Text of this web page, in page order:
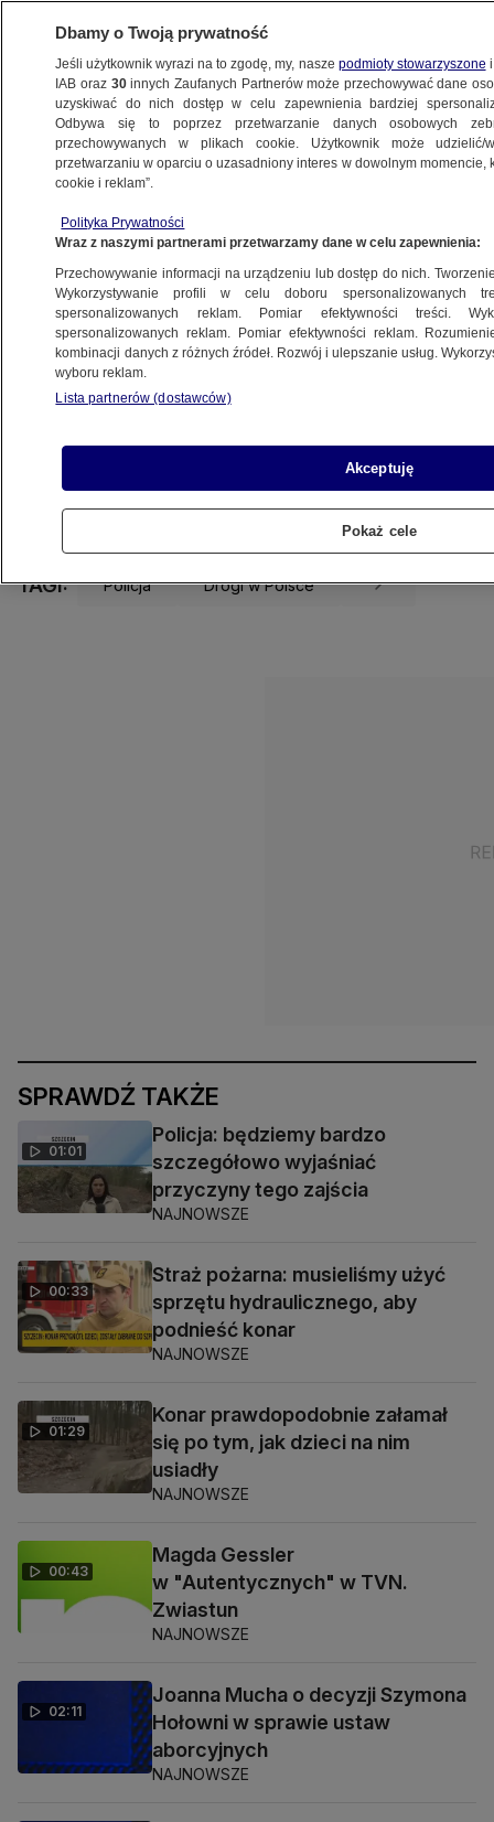
KMP Słupsk
Źródło:KMP Słupsk
TAGI: Policja Drogi w Polsce
SPRAWDŹ TAKŻE
01:01
Policja: będziemy bardzo
szczegółowo wyjaśniać
przyczyny tego zajścia
NAJNOWSZE
00:33
Straż pożarna: musieliśmy użyć
sprzętu hydraulicznego, aby
podnieść konar
NAJNOWSZE
01:29
Konar prawdopodobnie załamał
się po tym, jak dzieci na nim
usiadły
NAJNOWSZE
00:43
Magda Gessler
w "Autentycznych" w TVN.
Zwiastun
NAJNOWSZE
02:11
Joanna Mucha o decyzji Szymona
Hołowni w sprawie ustaw
aborcyjnych
NAJNOWSZE
Dbamy o Twoją prywatność
Jeśli użytkownik wyrazi na to zgodę, my, nasze podmioty stowarzyszone
IAB oraz 30innych Zaufanych Partnerów może przechowywać dane
uzyskiwać do nich dostęp w celu zapewnienia bardziej
Odbywa się to poprzez przetwarzanie danych osobowych
przechowywanych w plikach cookie. Użytkownik może
przetwarzaniu w oparciu o uzasadniony interes w dowolnym momencie,
cookie i reklam”.
Polityka Prywatności
Wraz z naszymi partnerami przetwarzamy dane w celu zapewnienia:
Przechowywanie informacji na urządzeniu lub dostęp do nich.
Wykorzystywanie profili w celu doboru spersonalizowanych
spersonalizowanych reklam. Pomiar efektywności treści.
spersonalizowanych reklam. Pomiar efektywności reklam.
kombinacji danych z różnych źródeł. Rozwój i ulepszanie usług.
wyboru reklam.
Lista partnerów (dostawców)
Akceptuję
Pokaż cele